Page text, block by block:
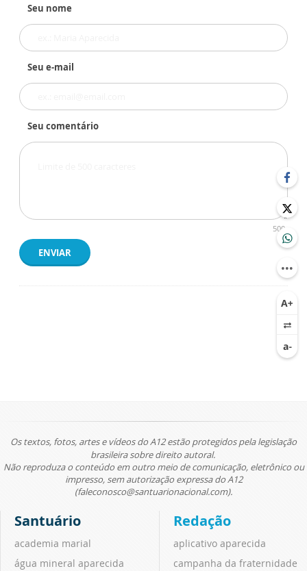
Seu nome
Seu e-mail
Seu comentário
500
ENVIAR
Os textos, fotos, artes e vídeos do A12 estão protegidos pela legislação
brasileira sobre direito autoral.
Não reproduza o conteúdo em outro meio de comunicação, eletrônico ou
impresso, sem autorização expressa do A12
(faleconosco@santuarionacional.com).
Santuário
academia marial
água mineral aparecida
Redação
aplicativo aparecida
campanha da fraternidade